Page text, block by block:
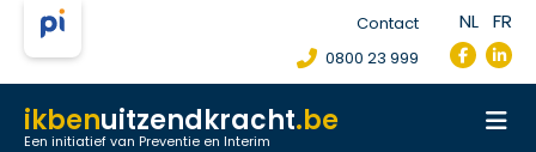
Contact
0800 23 999
NL FR
ikbenuitzendkracht.be
Een initiatief van Preventie en Interim